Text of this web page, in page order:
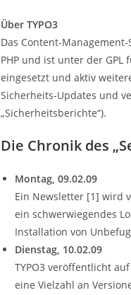
Über TYPO3
Das Content-
PHP und ist unter der
eingesetzt und aktiv
Sicherheits-Updates und
„Sicherheitsberichte“).
Die Chronik des
Montag, 09.02.09
Ein Newsletter [1] wird
ein schwerwiegendes
Installation von
Dienstag, 10.02.09
TYPO3 veröffentlicht
eine Vielzahl an